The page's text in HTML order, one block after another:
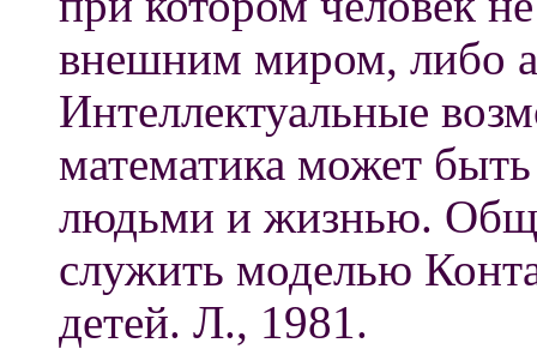
внешним миром, либо
Интеллектуальные
математика может
людьми и жизнью.
служить моделью
детей. Л., 1981.